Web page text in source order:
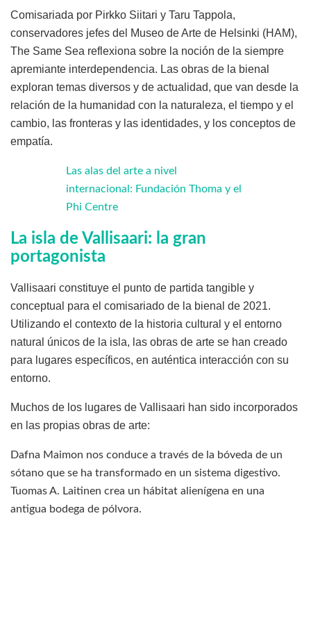
Comisariada por Pirkko Siitari y Taru Tappola,
conservadores jefes del Museo de Arte de Helsinki (HAM),
The Same Sea reflexiona sobre la noción de la siempre
apremiante interdependencia. Las obras de la bienal
exploran temas diversos y de actualidad, que van desde la
relación de la humanidad con la naturaleza, el tiempo y el
cambio, las fronteras y las identidades, y los conceptos de
empatía.
Las alas del arte a nivel
internacional: Fundación Thoma y el
Phi Centre
La isla de Vallisaari: la gran
portagonista
Vallisaari constituye el punto de partida tangible y
conceptual para el comisariado de la bienal de 2021.
Utilizando el contexto de la historia cultural y el entorno
natural únicos de la isla, las obras de arte se han creado
para lugares específicos, en auténtica interacción con su
entorno.
Muchos de los lugares de Vallisaari han sido incorporados
en las propias obras de arte:
Dafna Maimon nos conduce a través de la bóveda de un
sótano que se ha transformado en un sistema digestivo.
Tuomas A. Laitinen crea un hábitat alienígena en una
antigua bodega de pólvora.